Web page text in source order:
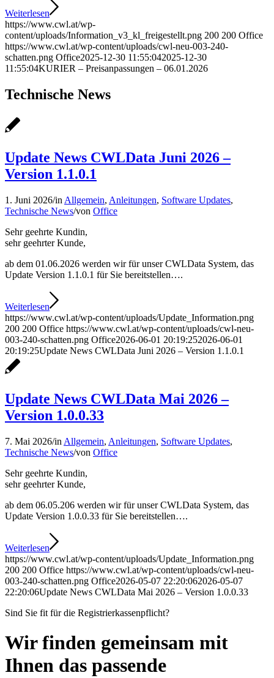
Weiterlesen
https://www.cwl.at/wp-
content/uploads/Information_v3_kl_freigestellt.png 200 200 Office
https://www.cwl.at/wp-content/uploads/cwl-neu-003-240-
schatten.png Office2025-12-30 11:55:042025-12-30
11:55:04KURIER – Preisanpassungen – 06.01.2026
Technische News
Update News CWLData Juni 2026 –
Version 1.1.0.1
1. Juni 2026/in Allgemein, Anleitungen, Software Updates,
Technische News/von Office
Sehr geehrte Kundin,
sehr geehrter Kunde,
ab dem 01.06.2026 werden wir für unser CWLData System, das
Update Version 1.1.0.1 für Sie bereitstellen….
Weiterlesen
https://www.cwl.at/wp-content/uploads/Update_Information.png
200 200 Office https://www.cwl.at/wp-content/uploads/cwl-neu-
003-240-schatten.png Office2026-06-01 20:19:252026-06-01
20:19:25Update News CWLData Juni 2026 – Version 1.1.0.1
Update News CWLData Mai 2026 –
Version 1.0.0.33
7. Mai 2026/in Allgemein, Anleitungen, Software Updates,
Technische News/von Office
Sehr geehrte Kundin,
sehr geehrter Kunde,
ab dem 06.05.206 werden wir für unser CWLData System, das
Update Version 1.0.0.33 für Sie bereitstellen….
Weiterlesen
https://www.cwl.at/wp-content/uploads/Update_Information.png
200 200 Office https://www.cwl.at/wp-content/uploads/cwl-neu-
003-240-schatten.png Office2026-05-07 22:20:062026-05-07
22:20:06Update News CWLData Mai 2026 – Version 1.0.0.33
Sind Sie fit für die Registrierkassenpflicht?
Wir finden gemeinsam mit
Ihnen das passende